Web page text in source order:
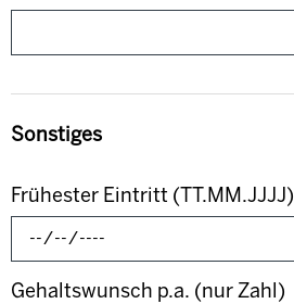
Sonstiges
Frühester Eintritt (TT.MM.JJJJ)
Gehaltswunsch p.a. (nur Zahl)